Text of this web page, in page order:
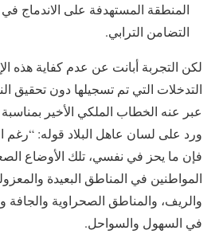
المنطقة المستهدفة على الاندماج في
التضامن الترابي.
لكن التجربة أبانت عن عدم كفاية هذه
التدخلات التي تم تسجيلها دون تحقيق
عبر عنه الخطاب الملكي الأخير
ورد على لسان عاهل البلاد قوله: “رغم
فإن ما يحز في نفسي، تلك الأوضاع
المواطنين في المناطق البعيدة
والريف، والمناطق الصحراوية والجافة
في السهول والسواحل.